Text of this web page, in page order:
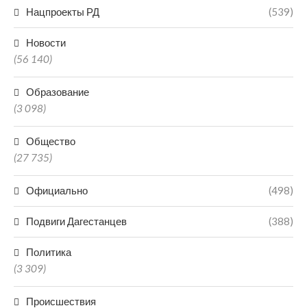
Нацпроекты РД (539)
Новости
(56 140)
Образование
(3 098)
Общество
(27 735)
Официально (498)
Подвиги Дагестанцев (388)
Политика
(3 309)
Происшествия